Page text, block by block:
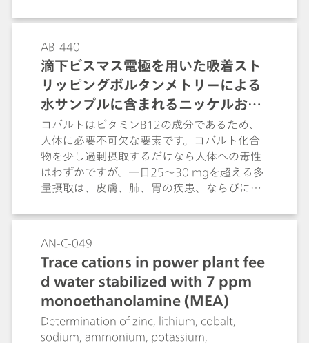
め、過酸化水素を用いたUV分解による前処理
ク値の導入なしですべての有機物質を確実に
除去することができます。これらのメソッド
はもちろん、例えばシリコンベースの半導体
チップの製造における微量分析など、他の物
質の微量分析にも応用することができます。
Zn、Cd、Pb、Cu、およびTlはアノードスト
リッピングボルタンメトリー (ASV) を用いて
HMDEで測定され、NiおよびCoは吸着ストリ
ッピングボルタンメトリー (AdSV) を用いて
AB-440
滴下ビスマス電極を用いた吸着スト
リッピングボルタンメトリーによる
水サンプルに含まれるニッケルおよ
びコバルトの測定
コバルトはビタミンB12の成分であるため、
人体に必要不可欠な要素です。コバルト化合
物を少し過剰摂取するだけなら人体への毒性
はわずかですが、一日25～30 mgを超える多
量摂取は、皮膚、肺、胃の疾患、ならびに肝
発生させたりすることさえあります。同様の
るニッケルについても言えます。ニッケルを
含む水を多量摂取すると、不快感や吐き気を
催すことがあります。EUでは法令に飲料水中
のニッケル濃度の限界値が0.02 mg/Lである
ことが明示されています。この濃度は、この
Application Bulletinにて説明されているメソ
AN-C-049
Trace cations in power plant fee
d water stabilized with 7 ppm
monoethanolamine (MEA)
Determination of zinc, lithium, cobalt,
sodium, ammonium, potassium,